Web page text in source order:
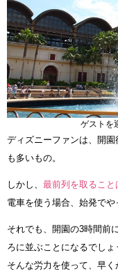
ゲストを
ディズニーファンは、開
も多いもの。
しかし、 最前列を取るこ
電車を使う場合、始発でや
それでも、開園の3時間前
ろに並ぶことになるでしょ
そんな労力を使って、早